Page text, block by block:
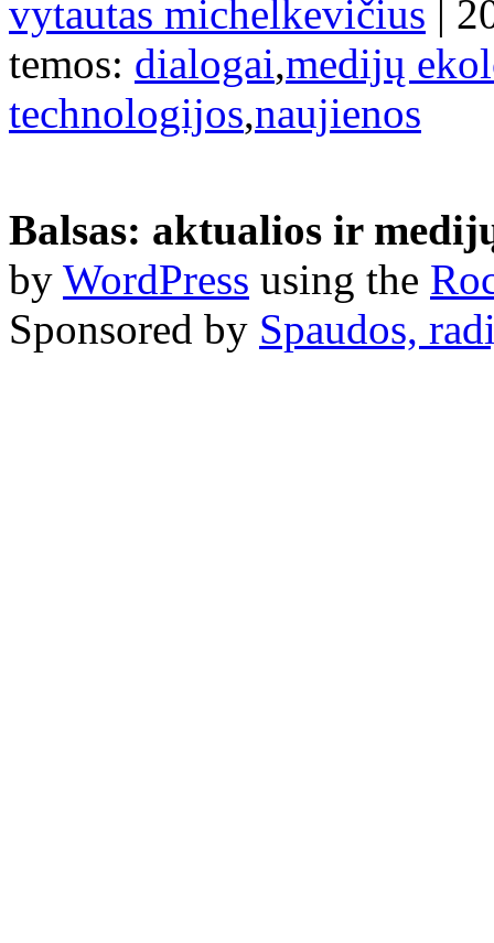
vytautas michelkevičius |
temos: dialogai,medijų
technologijos,naujienos
Balsas: aktualios ir
by WordPress using the
Sponsored by Spaudos,